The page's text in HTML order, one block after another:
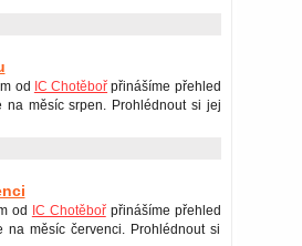
od IC Chotěboř přinášíme přehled
na měsíc srpen. Prohlédnout si jej
od IC Chotěbořpřinášíme přehled
na měsíc červenci. Prohlédnout si